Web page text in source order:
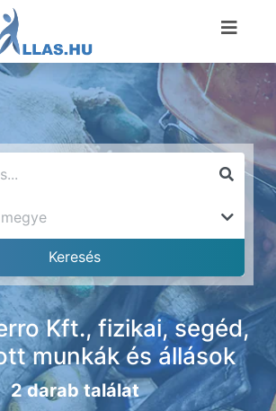
Kft., fizikai, segéd,
munkák és állások
2 darab találat